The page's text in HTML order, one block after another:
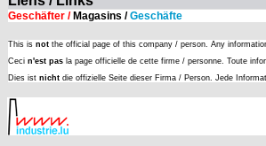
Geschäfter /Magasins /Geschäfte
This is not the official page of this company / person. Any
Ceci n'est pas la page officielle de cette firme / personne. Toute
Dies ist nicht die offizielle Seite dieser Firma / Person. Jede